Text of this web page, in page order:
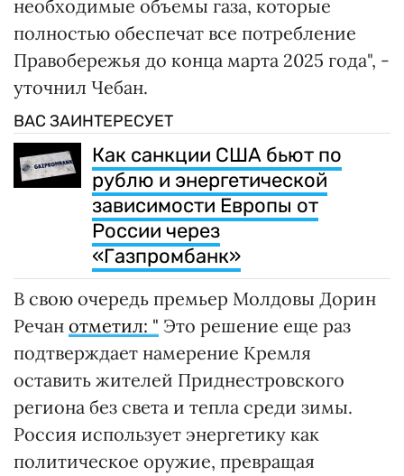
необходимые объемы газа, которые
полностью обеспечат все потребление
Правобережья до конца марта 2025 года", -
уточнил Чебан.
ВАС ЗАИНТЕРЕСУЕТ
Как санкции США бьют по
рублю и энергетической
зависимости Европы от
России через
«Газпромбанк»
В свою очередь премьер Молдовы Дорин
Речан отметил: " Это решение еще раз
подтверждает намерение Кремля
оставить жителей Приднестровского
региона без света и тепла среди зимы.
Россия использует энергетику как
политическое оружие, превращая